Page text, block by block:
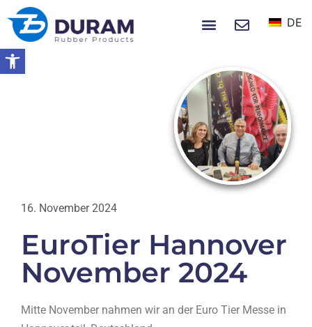
Symbolleiste öffnen
DE
16. November 2024
EuroTier Hannover
November 2024
Mitte November nahmen wir an der Euro Tier Messe in